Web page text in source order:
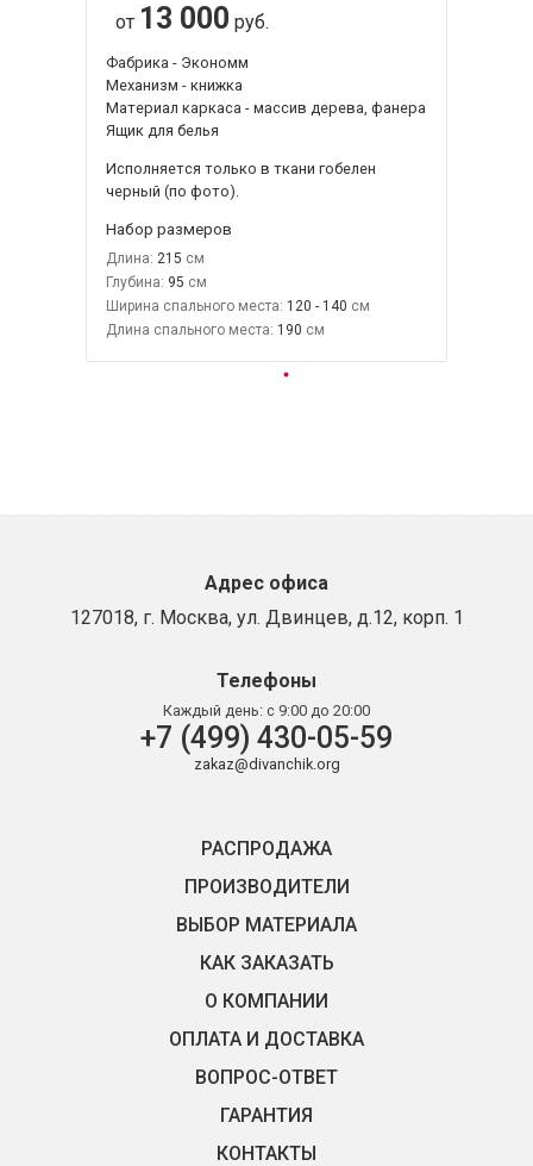
от 13 000 руб.
Фабрика - Экономм
Механизм - книжка
Материал каркаса - массив дерева, фанера
Ящик для белья
Исполняется только в ткани гобелен
черный (по фото).
Набор размеров
Длина: 215
Глубина: 95
Ширина спального места: 120 - 140
Длина спального места: 190
Адрес офиса
127018, г. Москва, ул. Двинцев, д.12, корп. 1
Телефоны
Каждый день: с 9:00 до 20:00
+7 (499) 430-05-59
zakaz@divanchik.org
РАСПРОДАЖА
ПРОИЗВОДИТЕЛИ
ВЫБОР МАТЕРИАЛА
КАК ЗАКАЗАТЬ
О КОМПАНИИ
ОПЛАТА И ДОСТАВКА
ВОПРОС-ОТВЕТ
ГАРАНТИЯ
КОНТАКТЫ